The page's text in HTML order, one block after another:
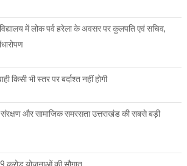
में लोक पर्व हरेला के अवसर पर कुलपति एवं सचिव,
किसी भी स्तर पर बर्दाश्त नहीं होगी
और सामाजिक समरसता उत्तराखंड की सबसे बड़ी